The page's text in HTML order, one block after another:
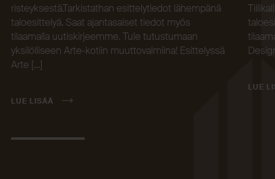
risteyksestä.Tarkistathan esittelytiedot lähempänä
taloesittelyä. Saat ajantasaiset tiedot myös
tilaamalla uutiskirjeemme. Tule tutustumaan
yksilölliseen Arte-kotiin muuttovalmiina! Esittelyssä
Arte […]
LUE LISÄÄ
LUE